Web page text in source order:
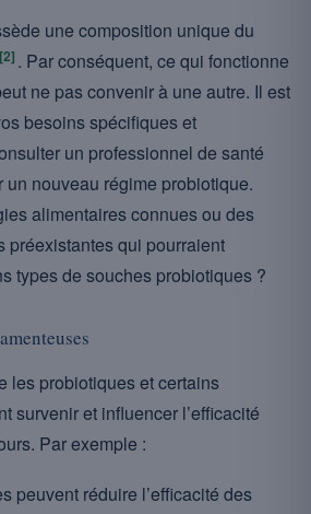
une composition unique du
[2] . Par conséquent, ce qui fonctionne
ne pas convenir à une autre. Il est
besoins spécifiques et
un professionnel de santé
un nouveau régime probiotique.
alimentaires connues ou des
préexistantes qui pourraient
types de souches probiotiques ?
les probiotiques et certains
survenir et influencer l’efficacité
Par exemple :
peuvent réduire l’efficacité des